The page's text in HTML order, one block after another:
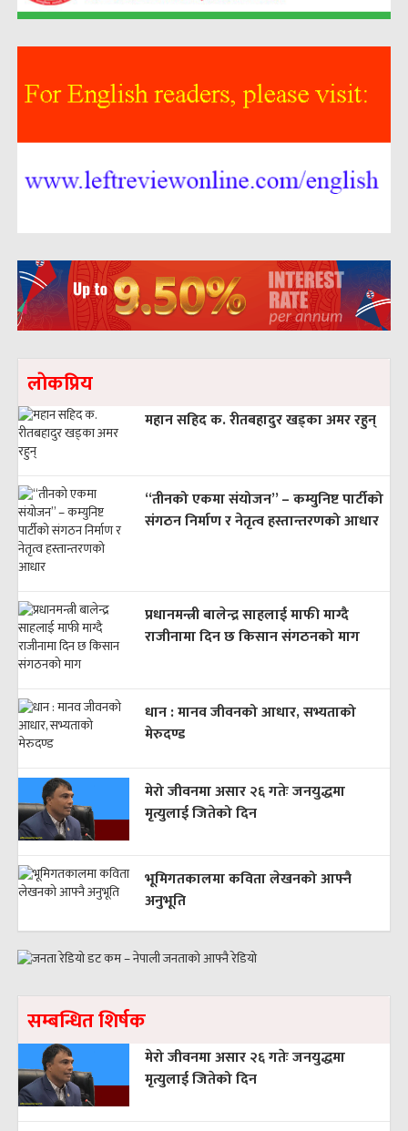
लाेकप्रिय
महान सहिद क. रीतबहादुर खड्‌का अमर रहुन्
“तीनको एकमा संयोजन” – कम्युनिष्ट पार्टीको
संगठन निर्माण र नेतृत्व हस्तान्तरणको आधार
प्रधानमन्त्री बालेन्द्र साहलाई माफी माग्दै
राजीनामा दिन छ किसान संगठनको माग
धान : मानव जीवनको आधार, सभ्यताको
मेरुदण्ड
मेरो जीवनमा असार २६ गतेः जनयुद्धमा
मृत्युलाई जितेको दिन
भूमिगतकालमा कविता लेखनको आफ्नै
अनुभूति
सम्बन्धित शिर्षक
मेरो जीवनमा असार २६ गतेः जनयुद्धमा
मृत्युलाई जितेको दिन